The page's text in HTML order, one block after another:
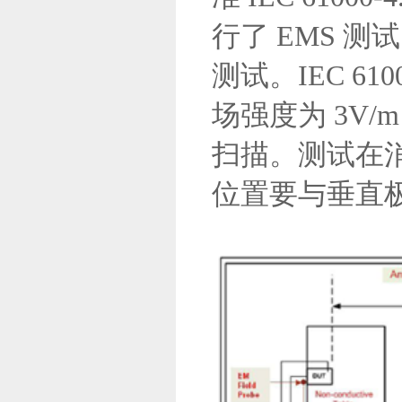
行了 EMS 测
测试。IEC
场强度为 3V/
扫描。测试在
位置要与垂直